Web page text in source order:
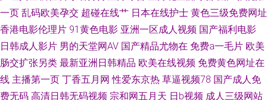
在线观看网址 91探花超碰 91扦妹妹电影导航 91极品久久精 91素人在线 91
中文足交 91探花大神在线观看 五月婷丁香 午夜伦理电影av一区 亚洲干逼视
频 无码线路一 色九九中文综合 亚洲天堂综合激情 1024国产在线看片 91黄
一页 乱码欧美孕交 超碰在线艹 日本在线护士 黄色三级免费网址
香港电影伦理片 91黄色电影 亚洲一区成人视频 国产福利电影
日韩成人影片 男的天堂网AV 国产精品尤物在 免费a一毛片 欧美
肠交扩张另类 最新亚洲日韩精品 欧美在线视频 免费黄色网址在
线 主播第一页 丁香五月网 性爱东京热 草逼视频78 国产成人免
费无码 高清日韩无码视频 宗和网五月天 日b视频 成人三级网站